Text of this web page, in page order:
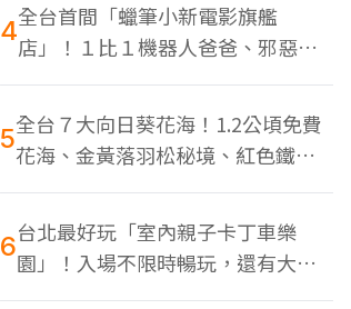
4全台首間「蠟筆小新電影旗艦
店」！１比１機器人爸爸、邪惡正
男，百款周邊買翻
5全台７大向日葵花海！1.2公頃免費
花海、金黃落羽松秘境、紅色鐵橋
同框
6台北最好玩「室內親子卡丁車樂
園」！入場不限時暢玩，還有大螢
幕Switch遊戲區